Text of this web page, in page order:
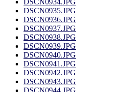
DSCN0935.JPG
DSCN0936.JPG
DSCN0937.JPG
DSCN0938.JPG
DSCN0939.JPG
DSCN0940.JPG
DSCN0941.JPG
DSCN0942.JPG
DSCN0943.JPG
DSCN0944.JPG